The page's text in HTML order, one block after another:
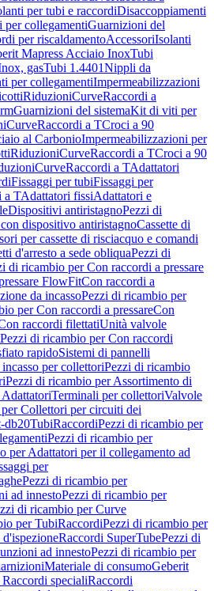
per tubi e raccordiDisaccoppiamenti
per collegamentiGuarnizioni del
per riscaldamentoAccessoriIsolanti
Mapress Acciaio InoxTubi
gasTubi 1.4401Nippli da
per collegamentiImpermeabilizzazioni
RiduzioniCurveRaccordi a
Guarnizioni del sistemaKit di viti per
CurveRaccordi a TCroci a 90
al CarbonioImpermeabilizzazioni per
RiduzioniCurveRaccordi a TCroci a 90
CurveRaccordi a TAdattatori
Fissaggi per tubiFissaggi per
a TAdattatori fissiAdattatori e
Dispositivi antiristagnoPezzi di
dispositivo antiristagnoCassette di
per cassette di risciacquo e comandi
d'arresto a sede obliquaPezzi di
di ricambio per Con raccordi a pressare
FlowFitCon raccordi a
da incassoPezzi di ricambio per
per Con raccordi a pressareCon
raccordi filettatiUnità valvole
Pezzi di ricambio per Con raccordi
rapidoSistemi di pannelli
incasso per collettoriPezzi di ricambio
Pezzi di ricambio per Assortimento di
Terminali per collettoriValvole
Collettori per circuiti dei
db20TubiRaccordiPezzi di ricambio per
Pezzi di ricambio per
per Adattatori per il collegamento ad
per
Pezzi di ricambio per
ad innestoPezzi di ricambio per
di ricambio per Curve
per TubiRaccordiPezzi di ricambio per
Raccordi SuperTubePezzi di
ad innestoPezzi di ricambio per
Materiale di consumoGeberit
specialiRaccordi